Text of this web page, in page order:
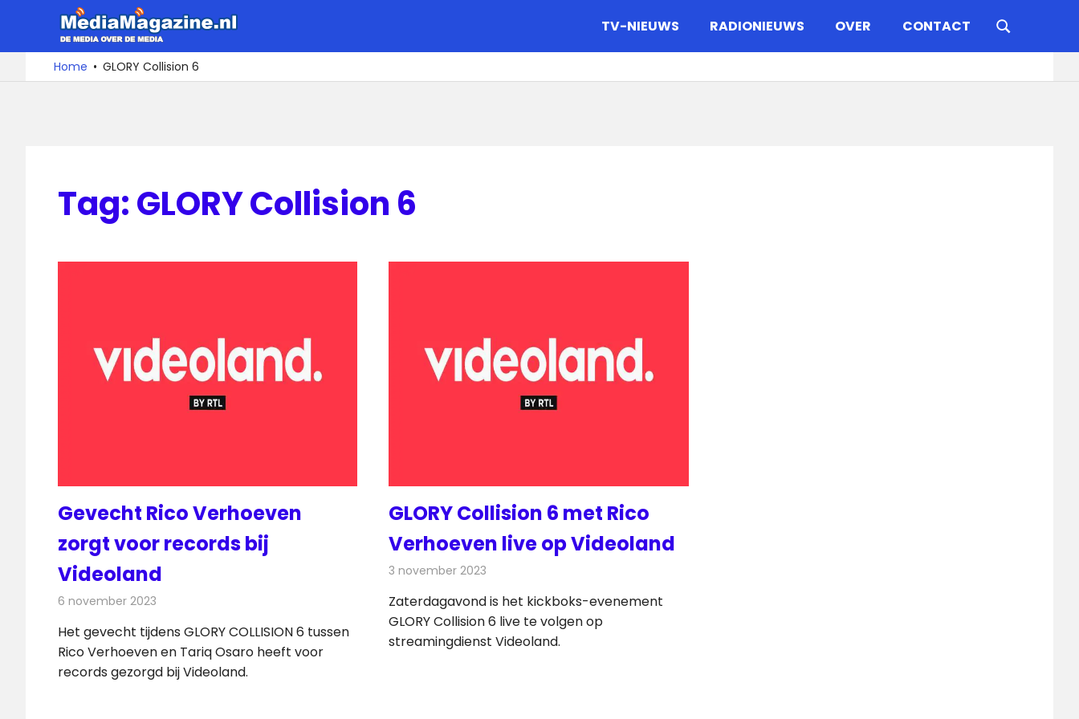
de
De
media
over
TV-NIEUWS RADIONIEUWS OVER CONTACT
Home GLORY Collision 6
Tag:GLORY Collision 6
Gevecht Rico Verhoeven
zorgt voor records bij
Videoland
6 november 2023
Het gevecht tijdens GLORY COLLISION 6 tussen
Rico Verhoeven en Tariq Osaro heeft voor
records gezorgd bij Videoland.
GLORY Collision 6 met Rico
Verhoeven live op Videoland
3 november 2023
Zaterdagavond is het kickboks-evenement
GLORY Collision 6 live te volgen op
streamingdienst Videoland.